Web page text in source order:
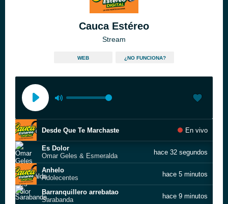
Cauca Estéreo
Stream
WEB ¿NO FUNCIONA?
Desde Que Te Marchaste En vivo
Es Dolor
Omar Geles & Esmeralda
hace 32 segundos
Anhelo
Adolecentes
hace 5 minutos
Barranquillero arrebatao
Sarabanda
hace 9 minutos